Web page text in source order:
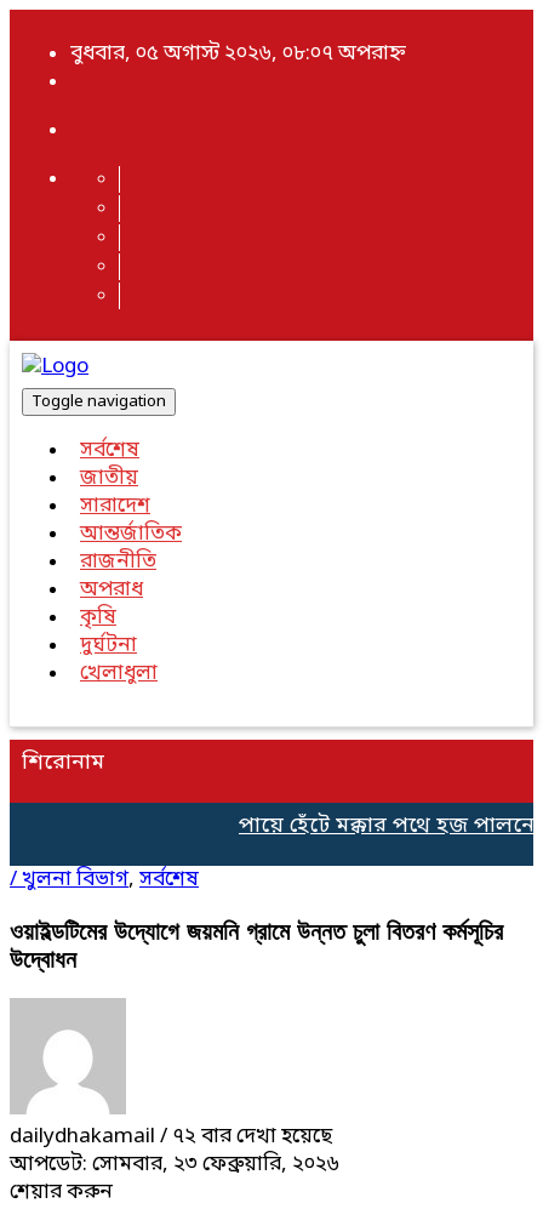
বুধবার, ০৫ অগাস্ট ২০২৬, ০৮:০৭ অপরাহ্ন
Toggle navigation
সর্বশেষ
জাতীয়
সারাদেশ
আন্তর্জাতিক
রাজনীতি
অপরাধ
কৃষি
দুর্ঘটনা
খেলাধুলা
শিরোনাম
পায়ে হেঁটে মক্কার পথে হজ
/খুলনা বিভাগ, সর্বশেষ
ওয়াইল্ডটিমের উদ্যোগে জয়মনি গ্রামে উন্নত চুলা বিতরণ কর্মসূচির
উদ্বোধন
dailydhakamail / ৭২ বার দেখা হয়েছে
আপডেট: সোমবার, ২৩ ফেব্রুয়ারি, ২০২৬
শেয়ার করুন